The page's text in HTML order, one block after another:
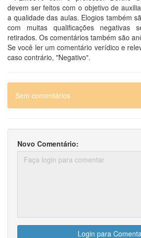
devem ser feitos com o objetivo de
a qualidade das aulas. Elogios também
com muitas qualificações negativas
retirados. Os comentários também são
Se você ler um comentário verídico e
caso contrário, "Negativo".
Sem comentários
Novo Comentário:
Login para